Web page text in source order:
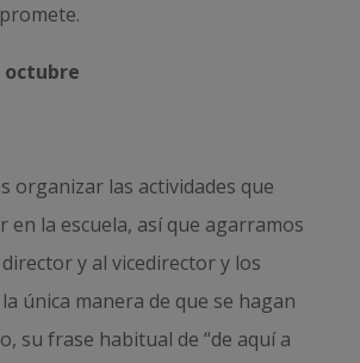
octubre
organizar las actividades que
en la escuela, así que agarramos
y al vicedirector y los
única manera de que se hagan
su frase habitual de “de aquí a